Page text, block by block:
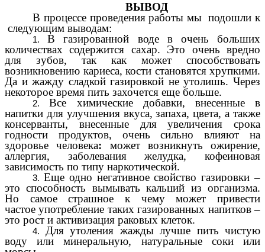
ВЫВОД
В процессе проведения работы мы подошли к
следующим выводам:
В газированной воде в очень больших
количествах содержится сахар. Это очень вредно
для зубов, так как может способствовать
возникновению кариеса, кости становятся хрупкими.
Да и жажду сладкой газировкой не утолишь. Через
некоторое время пить захочется еще больше.
Все химические добавки, внесенные в
напитки для улучшения вкуса, запаха, цвета, а также
консерванты, внесенные для увеличения срока
годности продуктов, очень сильно влияют на
здоровье человека: может возникнуть ожирение,
аллергия, заболевания желудка, кофеиновая
зависимость по типу наркотической.
Еще одно негативное свойство газировки –
это способность вымывать кальций из организма.
Но самое страшное к чему может привести
частое употребление таких газированных напитков –
это рост и активизация раковых клеток.
Для утоления жажды лучше пить чистую
воду или минеральную, натуральные соки или